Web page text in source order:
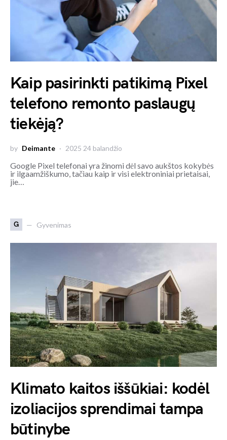
Kaip pasirinkti patikimą Pixel
telefono remonto paslaugų
tiekėją?
by Deimante 2025 24 balandžio
Google Pixel telefonai yra žinomi dėl savo aukštos kokybės
ir ilgaamžiškumo, tačiau kaip ir visi elektroniniai prietaisai,
jie…
G Gyvenimas
Klimato kaitos iššūkiai: kodėl
izoliacijos sprendimai tampa
būtinybe